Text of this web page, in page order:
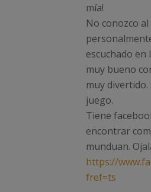
mía!
No conozco
escuchado en
muy bueno
muy
juego.
Tiene
encontrar
munduan.
https://
fref=ts